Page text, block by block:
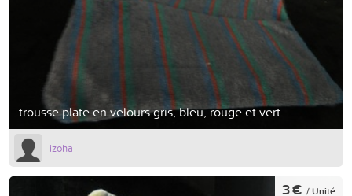
trousse plate en velours gris, bleu, rouge et vert
izoha
3 € / Unité